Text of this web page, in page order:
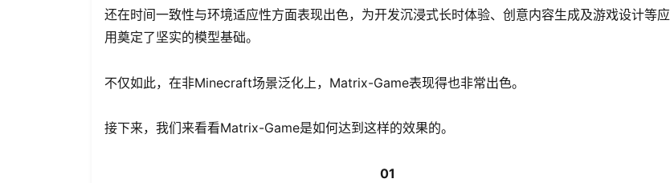
还在时间一致性与环境适应性方面表现出色，为开发沉浸式长时体验、创意内容生成及游戏设计等应
用奠定了坚实的模型基础。
不仅如此，在非Minecraft场景泛化上，Matrix-Game表现得也非常出色。
接下来，我们来看看Matrix-Game是如何达到这样的效果的。
01